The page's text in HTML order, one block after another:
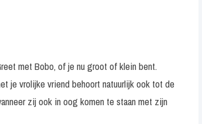
met Bobo, of je nu groot of klein bent.
je vrolijke vriend behoort natuurlijk ook tot de
zij ook in oog komen te staan met zijn